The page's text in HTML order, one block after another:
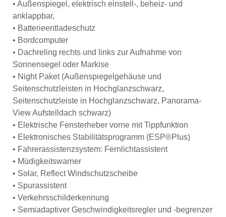
• Außenspiegel, elektrisch einstell-, beheiz- und
anklappbar,
• Batterieentladeschutz
• Bordcomputer
• Dachreling rechts und links zur Aufnahme von
Sonnensegel oder Markise
• Night Paket (Außenspiegelgehäuse und
Seitenschutzleisten in Hochglanzschwarz,
Seitenschutzleiste in Hochglanzschwarz, Panorama-
View Aufstelldach schwarz)
• Elektrische Fensterheber vorne mit Tippfunktion
• Elektronisches Stabilitätsprogramm (ESP®Plus)
• Fahrerassistenzsystem: Fernlichtassistent
• Müdigkeitswarner
• Solar, Reflect Windschutzscheibe
• Spurassistent
• Verkehrsschilderkennung
• Semiadaptiver Geschwindigkeitsregler und -begrenzer